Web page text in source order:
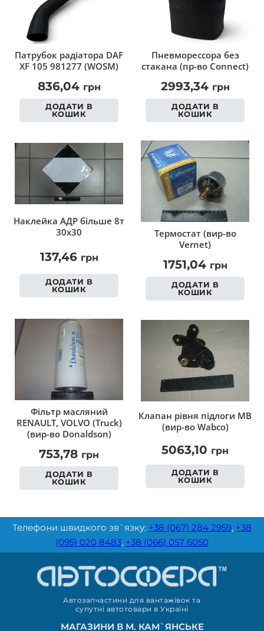
Патрубок радіатора DAF
XF 105 981277 (WOSM)
836,04 грн
ДОДАТИ В
КОШИК
Пневморессора без
стакана (пр-во Connect)
2993,34 грн
ДОДАТИ В
КОШИК
Наклейка АДР більше 8т
30х30
137,46 грн
ДОДАТИ В
КОШИК
Термостат (вир-во
Vernet)
1751,04 грн
ДОДАТИ В
КОШИК
Фільтр масляний
RENAULT, VOLVO (Truck)
(вир-во Donaldson)
753,78 грн
ДОДАТИ В
КОШИК
Клапан рівня підлоги MB
(вир-во Wabco)
5063,10 грн
ДОДАТИ В
КОШИК
Телефони швидкого зв`язку: +38 (067) 284 2959, +38
(095) 020 8483, +38 (066) 057 6050
Автозапчастини для вантажівок та
супутні автотовари в Україні
МАГАЗИНИ В М. КАМ`ЯНСЬКЕ